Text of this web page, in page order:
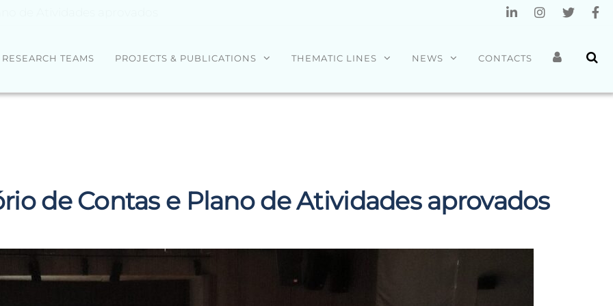
RESEARCH TEAMS PROJECTS & PUBLICATIONS THEMATIC LINES NEWS CONTACTS
de Contas e Plano de Atividades aprovados